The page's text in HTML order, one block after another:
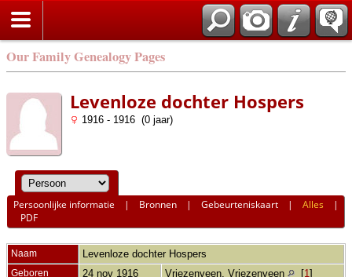
Our Family Genealogy Pages
Levenloze dochter Hospers
1916 - 1916 (0 jaar)
Persoonlijke informatie | Bronnen |Gebeurteniskaart |Alles |
PDF
Naam Levenloze dochter Hospers
Geboren 24 nov 1916 Vriezenveen, Vriezenveen [1 ]